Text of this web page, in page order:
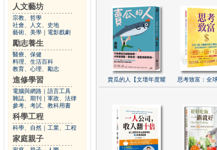
人文藝坊
宗教、哲學
社會、人文、史地
藝術、美學
電影戲劇
勵志養生
醫療、保健
料理、生活百科
教育、心理、勵志
進修學習
電腦與網路
語言工具
雜誌、期刊
軍政、法律
參考、考試、教科用書
科學工程
科學、自然 工業、工程
家庭親子
賣瓜的人【文壇年度耀 思考致富：全